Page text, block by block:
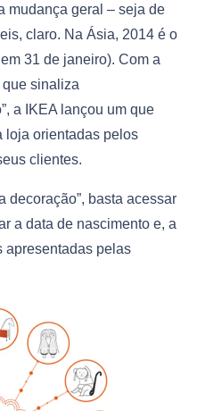
mudança geral – seja de
claro. Na Ásia, 2014 é o
31 de janeiro). Com a
sinaliza
a IKEA lançou um que
loja orientadas pelos
clientes.
decoração”, basta acessar
a data de nascimento e, a
apresentadas pelas